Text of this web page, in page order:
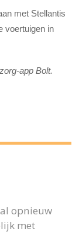
met Stellantis
voertuigen in
app Bolt.
opnieuw
met